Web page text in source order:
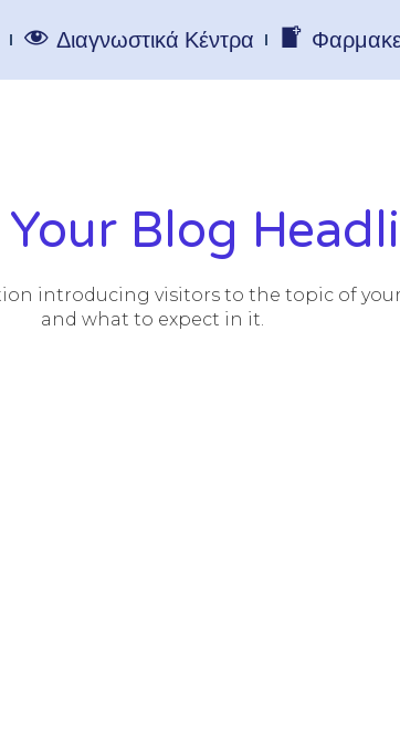
Διαγνωστικά Κέντρα
Blog
introducing visitors to the topic of
and what to expect in it.